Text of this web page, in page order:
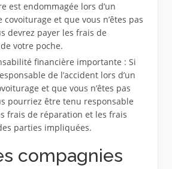
est endommagée lors d’un
covoiturage et que vous n’êtes pas
devrez payer les frais de
votre poche.
financière importante : Si
de l’accident lors d’un
et que vous n’êtes pas
pourriez être tenu responsable
frais de réparation et les frais
parties impliquées.
compagnies